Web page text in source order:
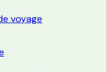
voyage